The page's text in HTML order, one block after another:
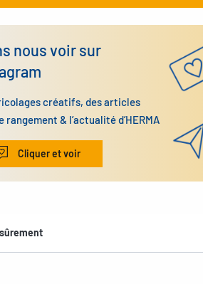
nous voir sur
créatifs, des articles
rangement & l’actualité d’HERMA
Cliquer et voir